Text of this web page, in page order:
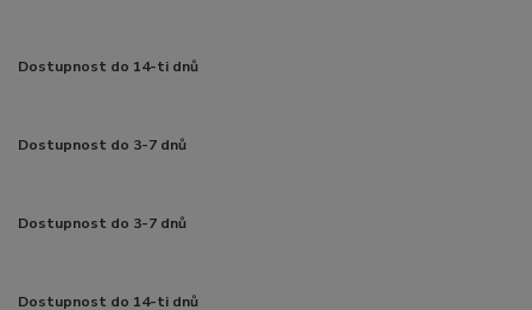
Dostupnost do 14-ti dnů
Dostupnost do 3-7 dnů
Dostupnost do 3-7 dnů
Dostupnost do 14-ti dnů